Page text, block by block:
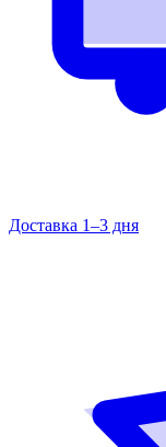
Доставка 1–3 дня